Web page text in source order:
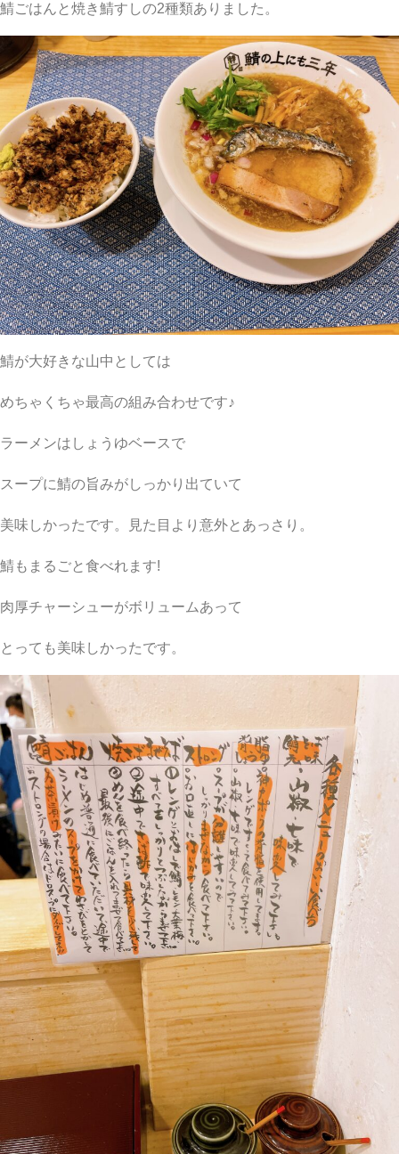
鯖ごはんと焼き鯖すしの2種類ありました。
鯖が大好きな山中としては
めちゃくちゃ最高の組み合わせです♪
ラーメンはしょうゆベースで
スープに鯖の旨みがしっかり出ていて
美味しかったです。見た目より意外とあっさり。
鯖もまるごと食べれます!
肉厚チャーシューがボリュームあって
とっても美味しかったです。